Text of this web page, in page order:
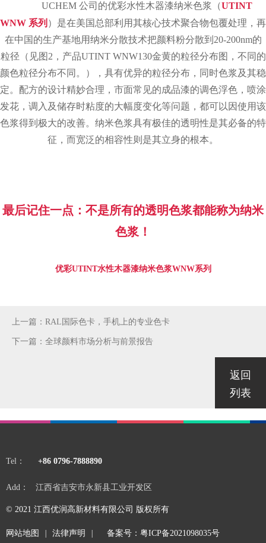
UCHEM 公司的优彩水性木器漆纳米色浆（UTINT
WNW 系列 ）是在美国总部利用其核心技术聚合物包覆处理，再
在中国的生产基地用纳米分散技术把颜料粉分散到 20-200nm的
粒径（见图 2 ，产品UTINT WNW130金黄的粒径分布图，不同的
颜色粒径分布不同。），具有优异的粒径分布，同时色浆及其稳
定。配方的设计精妙合理，市面常见的成品漆的调色浮色，喷涂
发花，调入及储存时粘度的大幅度变化等问题，都可以因使用该
色浆得到极大的改善。纳米色浆具有极佳的透明性是其必备的特
征，而宽泛的相容性则是其立身的根本。
最后记住一点：不是所有的透明色浆都能称为纳米
色浆！
优彩UTINT水性木器漆纳米色浆WNW系列
上一篇：RAL国际色卡，手机上的专业色卡
下一篇：全球颜料市场分析与前景报告
返回
列表
Tel： +86 0796-7888890
Add： 江西省吉安市永新县工业开发区
© 2021 江西优润高新材料有限公司 版权所有
网站地图 法律声明 备案号：粤ICP备2021098035号